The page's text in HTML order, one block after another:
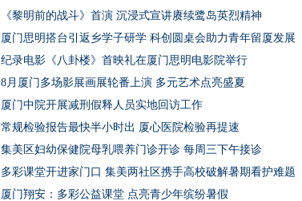
《黎明前的战斗》首演 沉浸式宣讲赓续鹭岛英烈精神
厦门思明搭台引返乡学子研学 科创圆桌会助力青年留厦发展
纪录电影《八卦楼》首映礼在厦门思明电影院举行
8月厦门多场影展画展轮番上演 多元艺术点亮盛夏
厦门中院开展减刑假释人员实地回访工作
常规检验报告最快半小时出 厦心医院检验再提速
集美区妇幼保健院母乳喂养门诊开诊 每周三下午接诊
多彩课堂开进家门口 集美两社区携手高校破解暑期看护难题
厦门翔安：多彩公益课堂 点亮青少年缤纷暑假